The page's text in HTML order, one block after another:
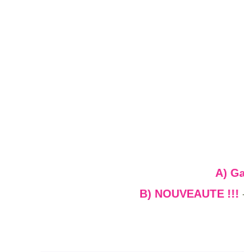
A)
B) NOUVEAUTE !!!